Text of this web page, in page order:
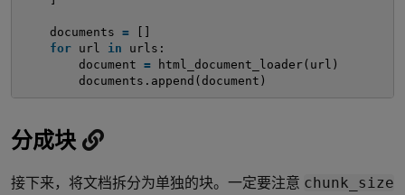
documents =
for
url in
urls:
document =
html_document_loader(url)
documents.append(document)
分成块
接下来，将文档拆分为单独的块。一定要注意 chunk_size